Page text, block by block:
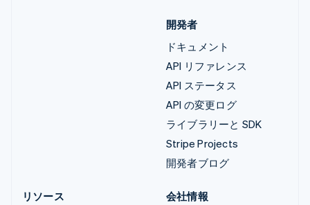
開発者
ドキュメント
API リファレンス
API ステータス
API の変更ログ
ライブラリーと SDK
Stripe Projects
開発者ブログ
リソース
会社情報